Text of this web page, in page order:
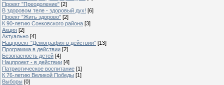
Проект "Преодоление" [2]
В здоровом теле - здоровый дух! [6]
Проект "Жить здорово" [2]
К 90-летию Сонковского района [3]
Акция [2]
Актуально [4]
Нацпроект "Демография в действии" [13]
Программа в действии [2]
Безопасность детей [4]
Нацпроект - в действии [4]
Патриотическое воспитание [1]
К 76-летию Великой Победы [1]
Выборы [0]